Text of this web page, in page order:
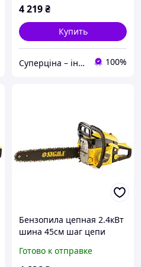
41715
4 219₴
Купить
Суперціна – інтернет-магазин: supertsena.com.ua 100%
Бензопила цепная 2.4кВт
шина 45см шаг цепи
Готово к отправке